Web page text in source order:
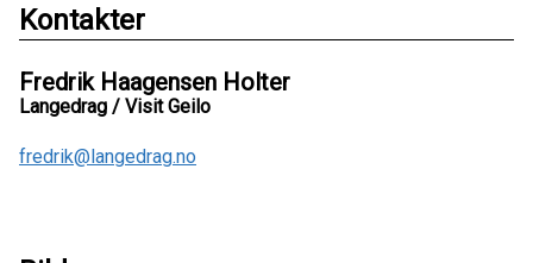
Kontakter
Fredrik Haagensen Holter
Langedrag / Visit Geilo
fredrik@langedrag.no